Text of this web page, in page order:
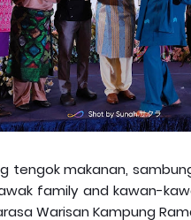
tengok makanan,
family and kawan-
Warisan Kampung